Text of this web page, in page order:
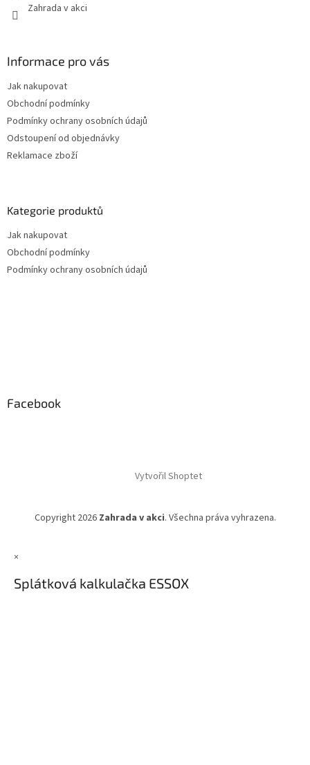
Zahrada v akci
Informace pro vás
Jak nakupovat
Obchodní podmínky
Podmínky ochrany osobních údajů
Odstoupení od objednávky
Reklamace zboží
Kategorie produktů
Jak nakupovat
Obchodní podmínky
Podmínky ochrany osobních údajů
Facebook
Vytvořil Shoptet
Copyright 2026 Zahrada v akci. Všechna práva vyhrazena.
×
Splátková kalkulačka ESSOX